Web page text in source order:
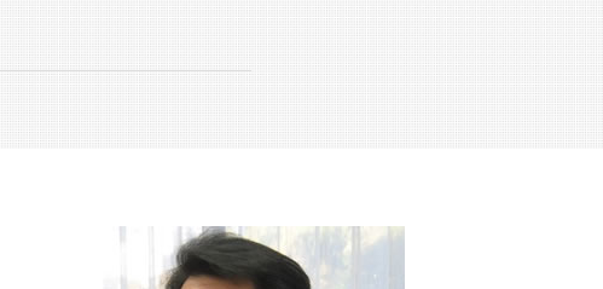
事業承継 とは
跡継ぎ 問題
株式譲渡 手続き
m&a 中小企業
中小企業 合併